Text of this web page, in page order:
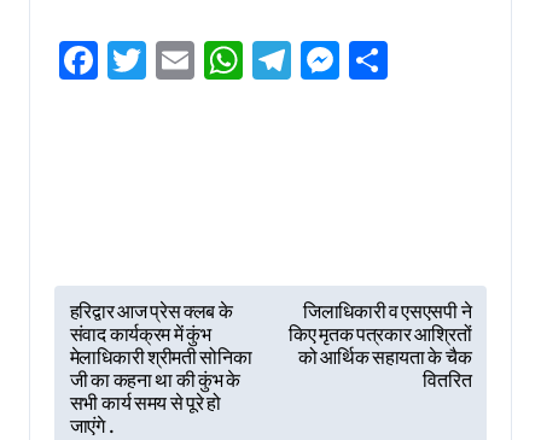
Facebook
Twitter
EmailWhatsApp
Telegram
Messenger
P
o
s
हरिद्वार आज प्रेस क्लब के
संवाद कार्यक्रम में कुंभ
मेलाधिकारी श्रीमती सोनिका
जी का कहना था की कुंभ के
सभी कार्य समय से पूरे हो
जाएंगे .
जिलाधिकारी व एसएसपी ने
किए मृतक पत्रकार आश्रितों
को आर्थिक सहायता के चैक
वितरित